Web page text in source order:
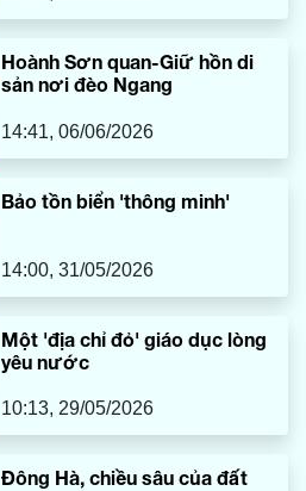
Hoành Sơn quan-Giữ hồn di
sản nơi đèo Ngang
14:41, 06/06/2026
Bảo tồn biển 'thông minh'
14:00, 31/05/2026
Một 'địa chỉ đỏ' giáo dục lòng
yêu nước
10:13, 29/05/2026
Đông Hà, chiều sâu của đất